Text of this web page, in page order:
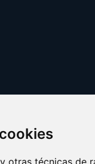
otras técnicas de